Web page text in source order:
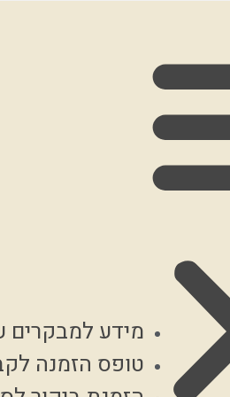
מידע למבקרים
טופס הזמנה